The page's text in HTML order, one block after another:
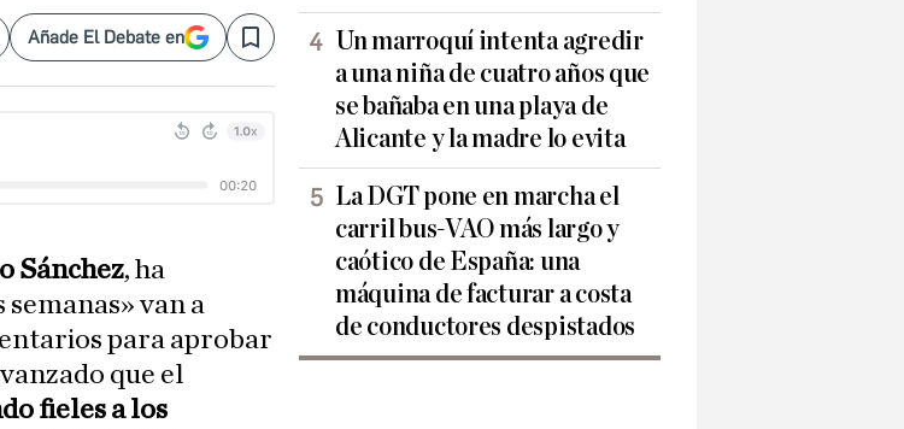
Añade El Debate en Save
Sánchez, ha
van a
para aprobar
que el
fieles a los
Un marroquí intenta agredir
a una niña de cuatro años que
se bañaba en una playa de
Alicante y la madre lo evita
La DGT pone en marcha el
carril bus-VAO más largo y
caótico de España: una
máquina de facturar a costa
de conductores despistados